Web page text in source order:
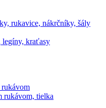
rukavice, nákrčníky, šály
legíny, kraťasy
rukávom
rukávom, tielka